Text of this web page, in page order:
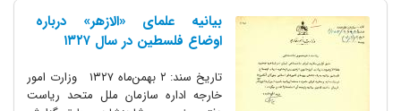
بیانیه علمای «الازهر» درباره
اوضاع فلسطین در سال ۱۳۲۷
تاریخ سند: ۲ بهمن‌ماه ۱۳۲۷ وزارت امور
خارجه اداره سازمان ملل متحد ریاست